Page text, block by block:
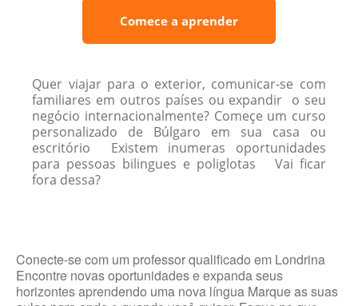
Comece a aprender
Quer viajar para o exterior, comunicar-se com
familiares em outros países ou expandir o seu
negócio internacionalmente? Começe um curso
personalizado de Búlgaro em sua casa ou
escritório Existem inumeras oportunidades
para pessoas bilingues e poliglotas Vai ficar
fora dessa?
Conecte-se com um professor qualificado em Londrina
Encontre novas oportunidades e expanda seus
horizontes aprendendo uma nova língua Marque as suas